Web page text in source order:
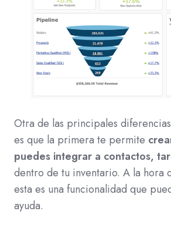
Otra de las principales
es que la primera te permite
puedes integrar a contactos,
dentro de tu inventario. A la hora
esta es una funcionalidad que
ayuda.